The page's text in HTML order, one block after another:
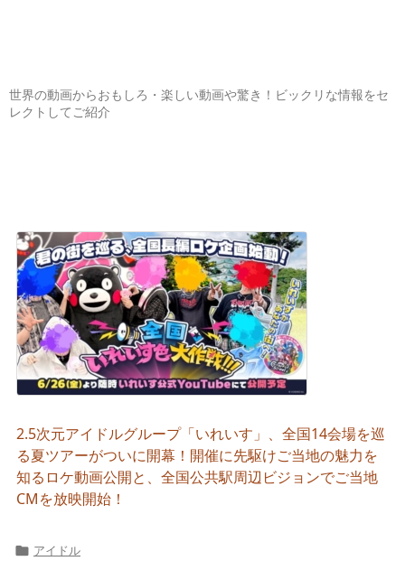
世界の動画からおもしろ・楽しい動画や驚き！ビックリな情報をセ
レクトしてご紹介
2.5次元アイドルグループ「いれいす」、全国14会場を巡
る夏ツアーがついに開幕！開催に先駆けご当地の魅力を
知るロケ動画公開と、全国公共駅周辺ビジョンでご当地
CMを放映開始！
 アイドル